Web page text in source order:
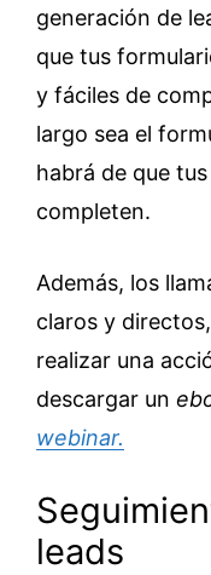
generación de
que tus
y fáciles de
largo sea el
habrá de que
completen.
Además, los
claros y
realizar una
descargar un
webinar.
leads